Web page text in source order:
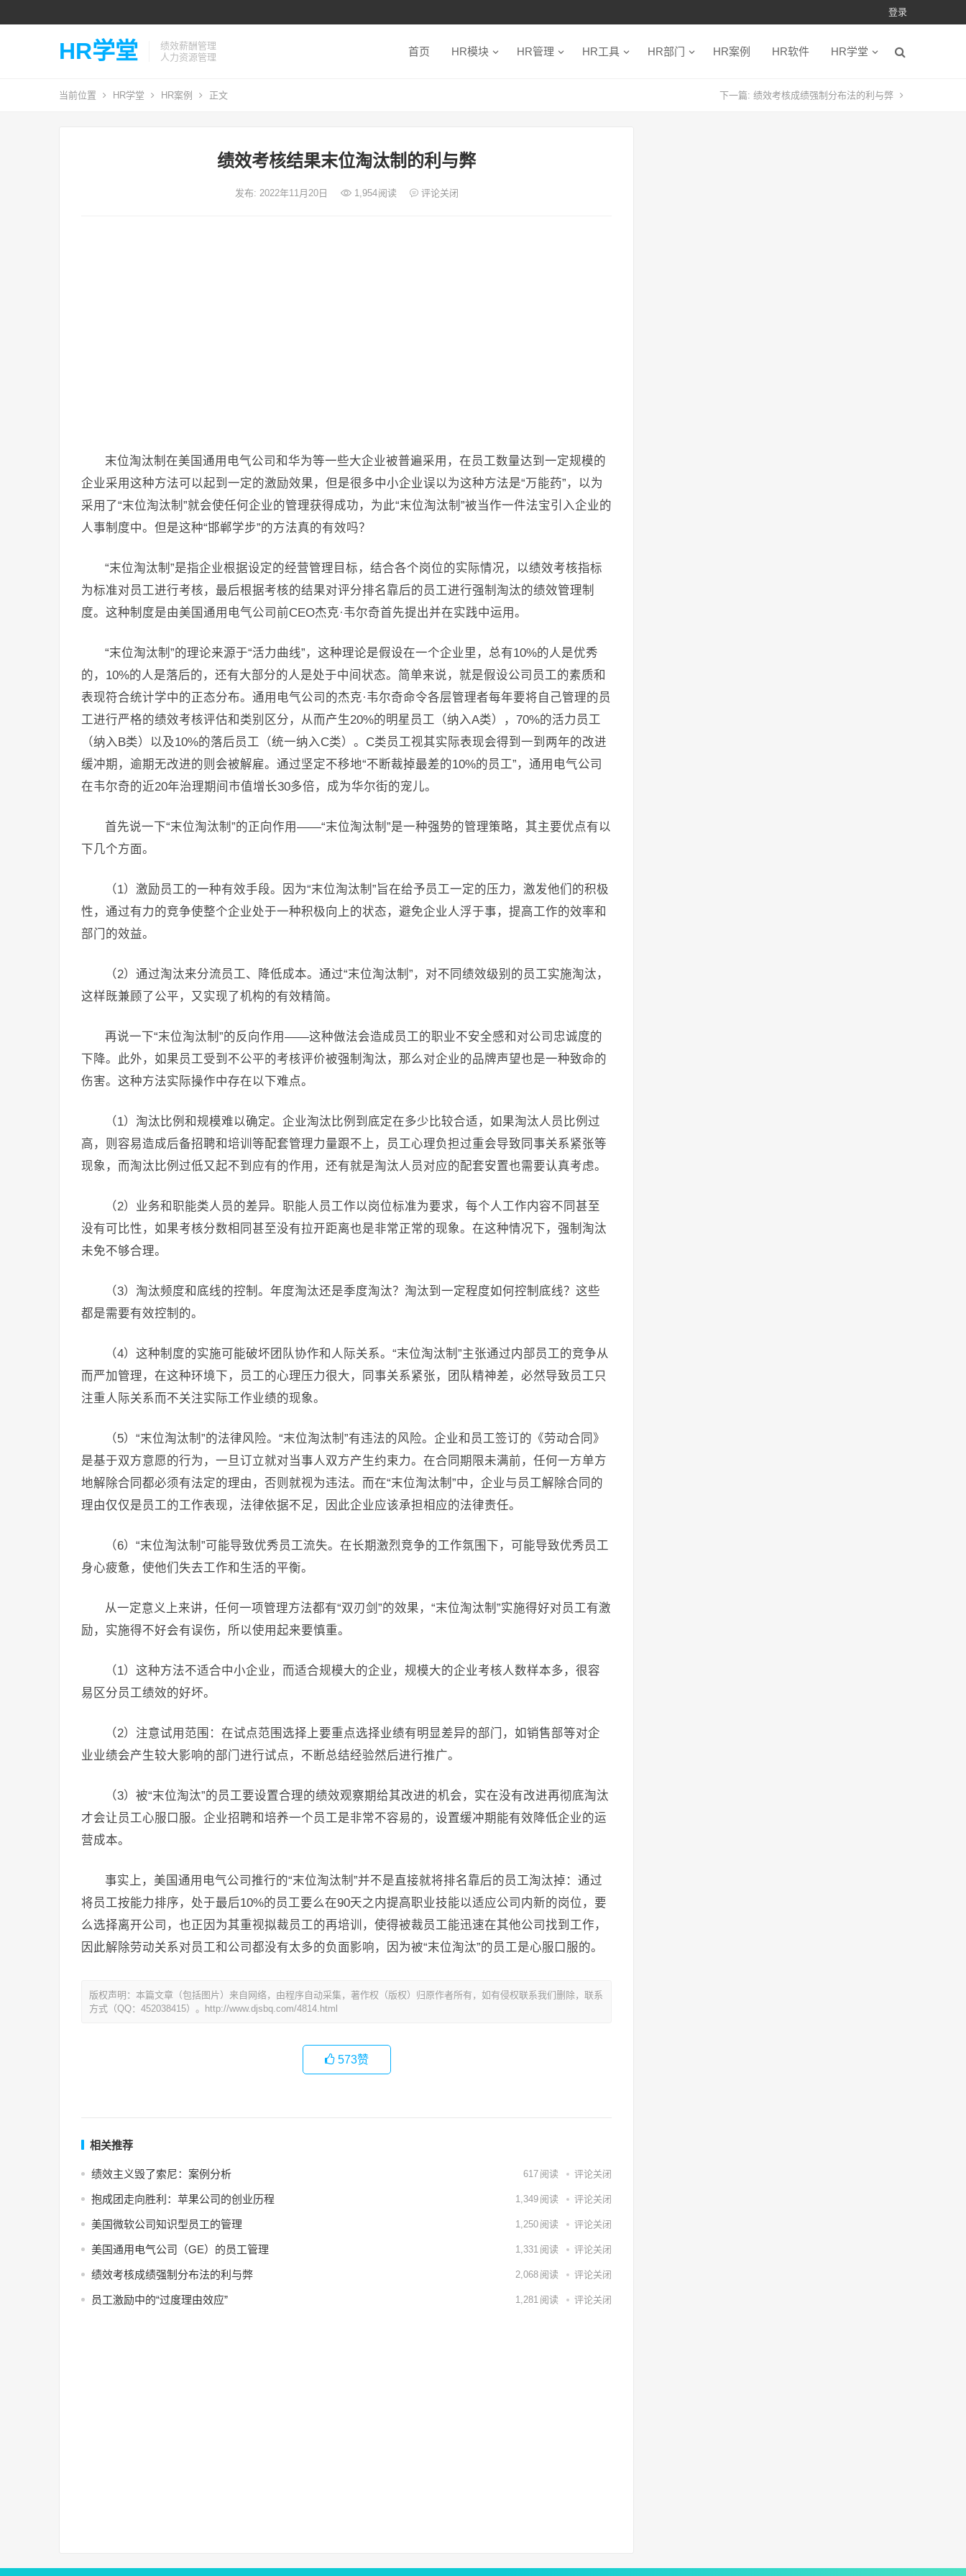
登录
HR学堂
绩效薪酬管理
人力资源管理
首页 HR模块 HR管理 HR工具 HR部门 HR案例 HR软件 HR学堂
当前位置 HR学堂 HR案例 正文 下一篇: 绩效考核成绩强制分布法的利与弊
绩效考核结果末位淘汰制的利与弊
发布: 2022年11月20日 1,954阅读 评论关闭
末位淘汰制在美国通用电气公司和华为等一些大企业被普遍采用，在员工数量达到一定规模的
企业采用这种方法可以起到一定的激励效果，但是很多中小企业误以为这种方法是“万能药”，以为
采用了“末位淘汰制”就会使任何企业的管理获得成功，为此“末位淘汰制”被当作一件法宝引入企业的
人事制度中。但是这种“邯郸学步”的方法真的有效吗？
“末位淘汰制”是指企业根据设定的经营管理目标，结合各个岗位的实际情况，以绩效考核指标
为标准对员工进行考核，最后根据考核的结果对评分排名靠后的员工进行强制淘汰的绩效管理制
度。这种制度是由美国通用电气公司前CEO杰克·韦尔奇首先提出并在实践中运用。
“末位淘汰制”的理论来源于“活力曲线”，这种理论是假设在一个企业里，总有10%的人是优秀
的，10%的人是落后的，还有大部分的人是处于中间状态。简单来说，就是假设公司员工的素质和
表现符合统计学中的正态分布。通用电气公司的杰克·韦尔奇命令各层管理者每年要将自己管理的员
工进行严格的绩效考核评估和类别区分，从而产生20%的明星员工（纳入A类），70%的活力员工
（纳入B类）以及10%的落后员工（统一纳入C类）。C类员工视其实际表现会得到一到两年的改进
缓冲期，逾期无改进的则会被解雇。通过坚定不移地“不断裁掉最差的10%的员工”，通用电气公司
在韦尔奇的近20年治理期间市值增长30多倍，成为华尔街的宠儿。
首先说一下“末位淘汰制”的正向作用——“末位淘汰制”是一种强势的管理策略，其主要优点有以
下几个方面。
（1）激励员工的一种有效手段。因为“末位淘汰制”旨在给予员工一定的压力，激发他们的积极
性，通过有力的竞争使整个企业处于一种积极向上的状态，避免企业人浮于事，提高工作的效率和
部门的效益。
（2）通过淘汰来分流员工、降低成本。通过“末位淘汰制”，对不同绩效级别的员工实施淘汰，
这样既兼顾了公平，又实现了机构的有效精简。
再说一下“末位淘汰制”的反向作用——这种做法会造成员工的职业不安全感和对公司忠诚度的
下降。此外，如果员工受到不公平的考核评价被强制淘汰，那么对企业的品牌声望也是一种致命的
伤害。这种方法实际操作中存在以下难点。
（1）淘汰比例和规模难以确定。企业淘汰比例到底定在多少比较合适，如果淘汰人员比例过
高，则容易造成后备招聘和培训等配套管理力量跟不上，员工心理负担过重会导致同事关系紧张等
现象，而淘汰比例过低又起不到应有的作用，还有就是淘汰人员对应的配套安置也需要认真考虑。
（2）业务和职能类人员的差异。职能人员工作以岗位标准为要求，每个人工作内容不同甚至
没有可比性，如果考核分数相同甚至没有拉开距离也是非常正常的现象。在这种情况下，强制淘汰
未免不够合理。
（3）淘汰频度和底线的控制。年度淘汰还是季度淘汰？淘汰到一定程度如何控制底线？这些
都是需要有效控制的。
（4）这种制度的实施可能破坏团队协作和人际关系。“末位淘汰制”主张通过内部员工的竞争从
而严加管理，在这种环境下，员工的心理压力很大，同事关系紧张，团队精神差，必然导致员工只
注重人际关系而不关注实际工作业绩的现象。
（5）“末位淘汰制”的法律风险。“末位淘汰制”有违法的风险。企业和员工签订的《劳动合同》
是基于双方意愿的行为，一旦订立就对当事人双方产生约束力。在合同期限未满前，任何一方单方
地解除合同都必须有法定的理由，否则就视为违法。而在“末位淘汰制”中，企业与员工解除合同的
理由仅仅是员工的工作表现，法律依据不足，因此企业应该承担相应的法律责任。
（6）“末位淘汰制”可能导致优秀员工流失。在长期激烈竞争的工作氛围下，可能导致优秀员工
身心疲惫，使他们失去工作和生活的平衡。
从一定意义上来讲，任何一项管理方法都有“双刃剑”的效果，“末位淘汰制”实施得好对员工有激
励，实施得不好会有误伤，所以使用起来要慎重。
（1）这种方法不适合中小企业，而适合规模大的企业，规模大的企业考核人数样本多，很容
易区分员工绩效的好坏。
（2）注意试用范围：在试点范围选择上要重点选择业绩有明显差异的部门，如销售部等对企
业业绩会产生较大影响的部门进行试点，不断总结经验然后进行推广。
（3）被“末位淘汰”的员工要设置合理的绩效观察期给其改进的机会，实在没有改进再彻底淘汰
才会让员工心服口服。企业招聘和培养一个员工是非常不容易的，设置缓冲期能有效降低企业的运
营成本。
事实上，美国通用电气公司推行的“末位淘汰制”并不是直接就将排名靠后的员工淘汰掉：通过
将员工按能力排序，处于最后10%的员工要么在90天之内提高职业技能以适应公司内新的岗位，要
么选择离开公司，也正因为其重视拟裁员工的再培训，使得被裁员工能迅速在其他公司找到工作，
因此解除劳动关系对员工和公司都没有太多的负面影响，因为被“末位淘汰”的员工是心服口服的。
版权声明：本篇文章（包括图片）来自网络，由程序自动采集，著作权（版权）归原作者所有，如有侵权联系我们删除，联系
方式（QQ：452038415）。http://www.djsbq.com/4814.html
573赞
相关推荐
绩效主义毁了索尼：案例分析 617 阅读 评论关闭
抱成团走向胜利：苹果公司的创业历程 1,349 阅读 评论关闭
美国微软公司知识型员工的管理 1,250 阅读 评论关闭
美国通用电气公司（GE）的员工管理 1,331 阅读 评论关闭
绩效考核成绩强制分布法的利与弊 2,068 阅读 评论关闭
员工激励中的“过度理由效应” 1,281 阅读 评论关闭